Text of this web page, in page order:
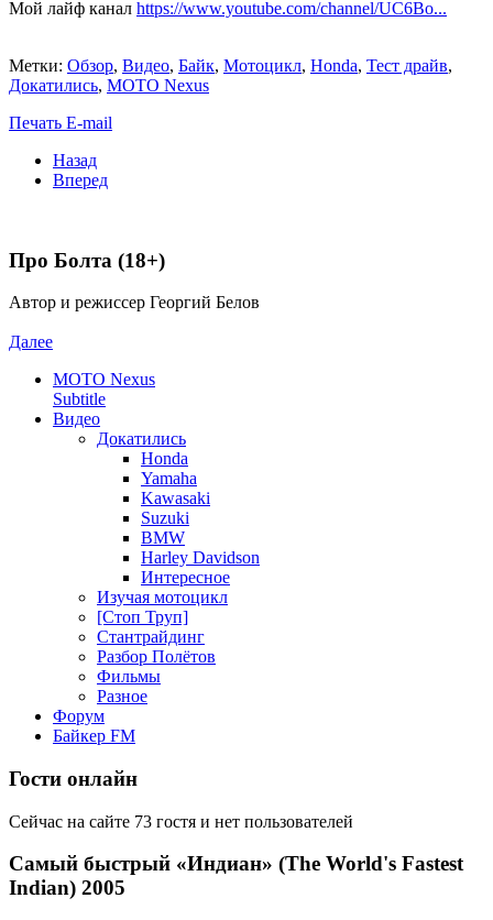
Мой лайф канал https://www.youtube.com/channel/UC6Bo...
Метки: Обзор, Видео, Байк, Мотоцикл, Honda, Тест драйв,
Докатились, MOTO Nexus
Печать E-mail
Назад
Вперед
Про Болта (18+)
Автор и режиссер Георгий Белов
Далее
MOTO Nexus
Subtitle
Видео
Докатились
Honda
Yamaha
Kawasaki
Suzuki
BMW
Harley Davidson
Интересное
Изучая мотоцикл
[Стоп Труп]
Стантрайдинг
Разбор Полётов
Фильмы
Разное
Форум
Байкер FM
Гости онлайн
Сейчас на сайте 73 гостя и нет пользователей
Самый быстрый «Индиан» (The World's Fastest
Indian) 2005